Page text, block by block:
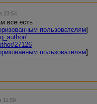
23:54
все есть
пользователям]
27126
пользователям]
11:59